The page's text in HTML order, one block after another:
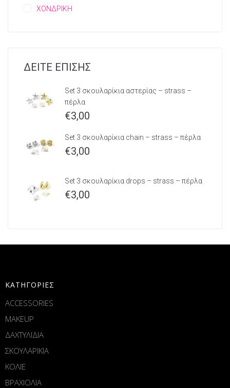
ΧΟΝΔΡΙΚΗ
ΔΕΙΤΕ ΕΠΙΣΗΣ
Set 3 σκουλαρίκια αστερίας – strass –
πέρλα
€3,00
Set 3 σκουλαρίκια chain – strass – πέρλα
€3,00
Set 3 σκουλαρίκια drops – strass – πέρλα
€3,00
ΚΑΤΗΓΟΡΙΕΣ
ACCESSORIES
MAKEUP
ΔΑΧΤΥΛΙΔΙΑ
ΣΚΟΥΛΑΡΙΚΙΑ
ΚΟΛΙΕ
ΒΡΑΧΙΟΛΙΑ